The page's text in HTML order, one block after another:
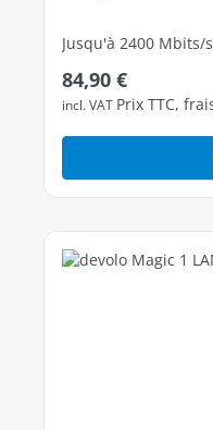
Jusqu'à 2400 Mbits/
1 port Ethernet
Prix régulier :
84,90 €
incl. VAT Prix TTC,